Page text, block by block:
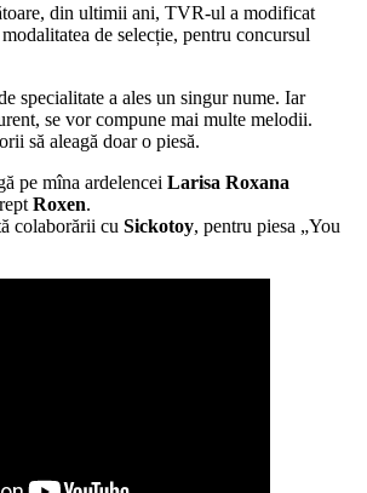
din ultimii ani, TVR-ul a modificat
de selecție, pentru concursul
specialitate a ales un singur nume. Iar
se vor compune mai multe melodii.
să aleagă doar o piesă.
pe mîna ardelencei Larisa Roxana
Roxen.
colaborării cu Sickotoy, pentru piesa „You